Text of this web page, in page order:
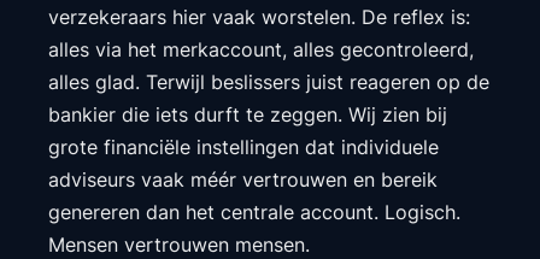
verzekeraars hier vaak worstelen. De reflex is:
alles via het merkaccount, alles gecontroleerd,
alles glad. Terwijl beslissers juist reageren op de
bankier die iets durft te zeggen. Wij zien bij
grote financiële instellingen dat individuele
adviseurs vaak méér vertrouwen en bereik
genereren dan het centrale account. Logisch.
Mensen vertrouwen mensen.